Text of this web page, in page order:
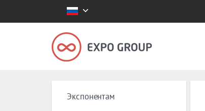
Экспонентам